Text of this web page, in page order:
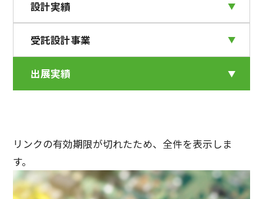
設計実績
受託設計事業
出展実績
リンクの有効期限が切れたため、全件を表示しま
す。